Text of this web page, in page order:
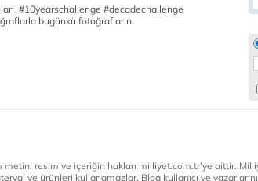
#10yearschallenge #decadechallenge
bugünkü fotoğraflarını
metin, resim ve içeriğin hakları milliyet.com.tr'ye aittir.
ve ürünleri kullanamazlar. Blog kullanıcı ve